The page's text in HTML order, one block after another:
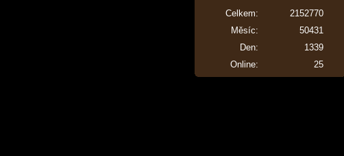
Online: 25
Celkem:
2152770
Měsíc:
50431
Den:
1339